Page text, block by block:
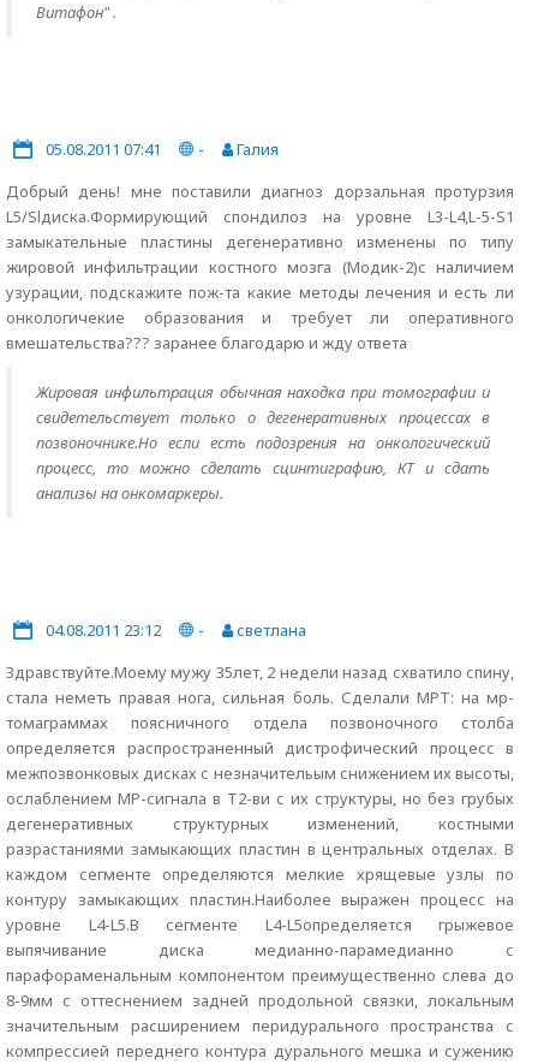
Витафон" .
05.08.2011 07:41 -
Галия
Добрый день! мне поставили диагноз дорзальная протурзия
L5/Slдиска.Формирующий спондилоз на уровне L3-L4,L-5-S1
замыкательные пластины дегенеративно изменены по типу
жировой инфильтрации костного мозга (Модик-2)с наличием
узурации, подскажите пож-та какие методы лечения и есть ли
онкологичекие образования и требует ли оперативного
вмешательства??? заранее благодарю и жду ответа
Жировая инфильтрация обычная находка при томографии и
свидетельствует только о дегенеративных процессах в
позвоночнике.Но если есть подозрения на онкологический
процесс, то можно сделать сцинтиграфию, КТ и сдать
анализы на онкомаркеры.
04.08.2011 23:12 -
светлана
Здравствуйте.Моему мужу 35лет, 2 недели назад схватило спину,
стала неметь правая нога, сильная боль. Сделали МРТ: на мр-
томаграммах поясничного отдела позвоночного столба
определяется распространенный дистрофический процесс в
межпозвонковых дисках с незначительым снижением их высоты,
ослаблением МР-сигнала в Т2-ви с их структуры, но без грубых
дегенеративных структурных изменений, костными
разрастаниями замыкающих пластин в центральных отделах. В
каждом сегменте определяются мелкие хрящевые узлы по
контуру замыкающих пластин.Наиболее выражен процесс на
уровне L4-L5.В сегменте L4-L5определяется грыжевое
выпячивание диска медианно-парамедианно с
парафораменальным компонентом преимущественно слева до
8-9мм с оттеснением задней продольной связки, локальным
значительным расширением перидурального пространства с
компрессией переднего контура дурального мешка и сужению